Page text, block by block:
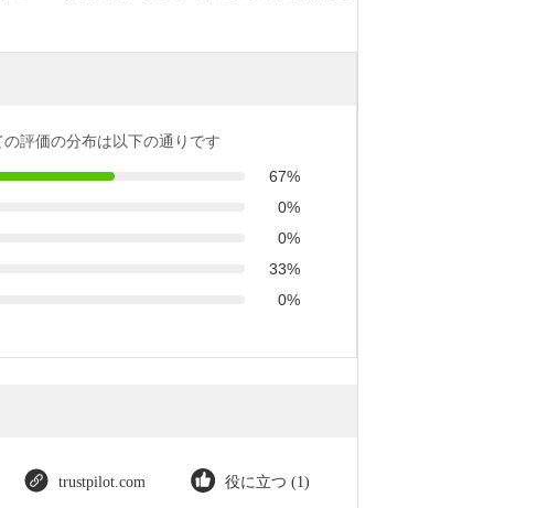
の評価の分布は以下の通りです
67%
0%
0%
33%
0%
trustpilot.com 役に立つ (1)